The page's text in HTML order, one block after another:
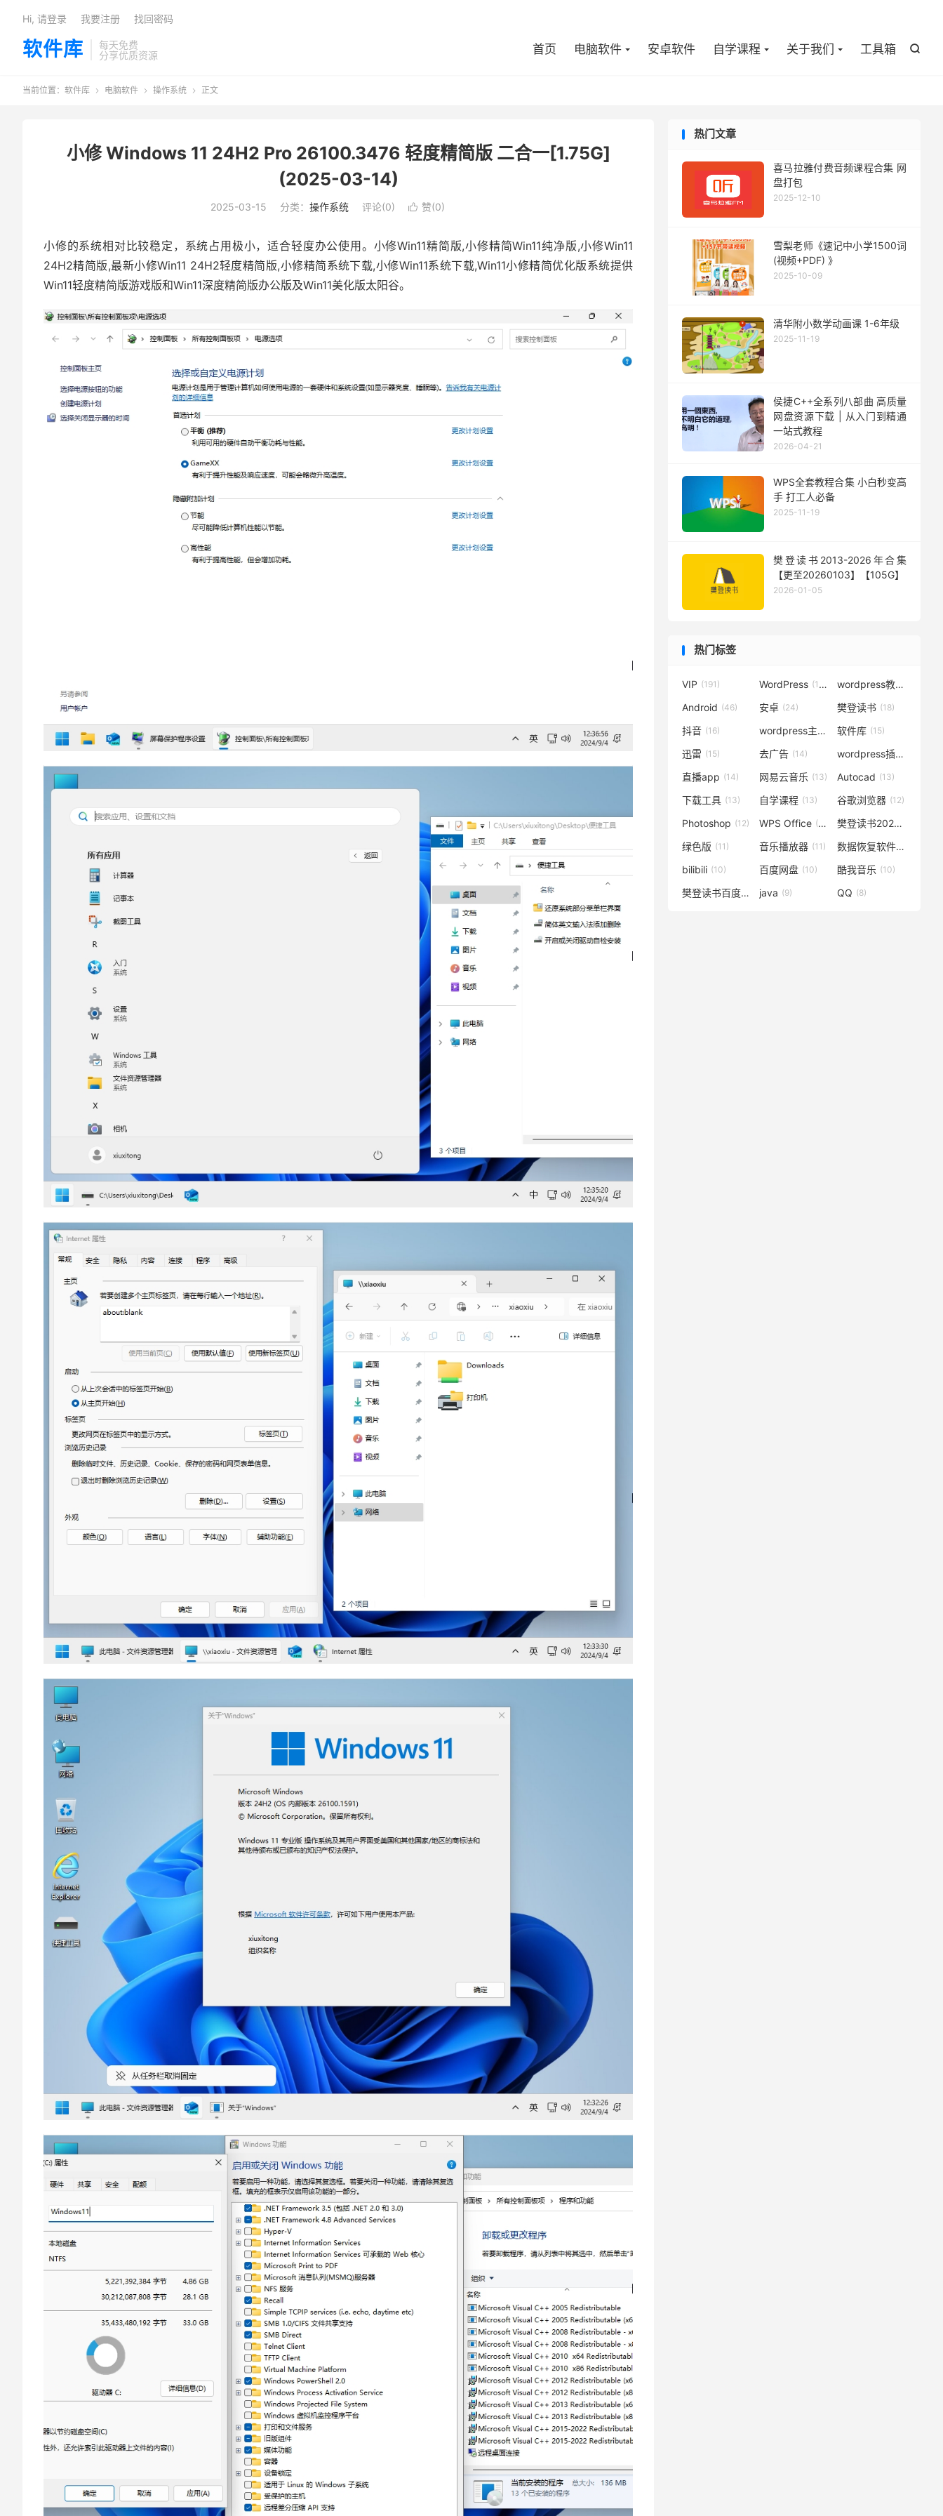
软件库
每天免费
分享优质资源

首页 电脑软件 安卓软件 自学课程 关于我们 工具箱
Hi, 请登录 我要注册 找回密码
当前位置： 软件库  电脑软件  操作系统  正文
小修 Windows 11 24H2 Pro 26100.3476 轻度精简版 二合一[1.75G]
(2025-03-14)
2025-03-15 分类： 操作系统 评论(0)  赞(0)
小修的系统相对比较稳定，系统占用极小，适合轻度办公使用。小修Win11精简版,小修精简Win11纯净版,小修Win11
24H2精简版,最新小修Win11 24H2轻度精简版,小修精简系统下载,小修Win11系统下载,Win11小修精简优化版系统提供
Win11轻度精简版游戏版和Win11深度精简版办公版及Win11美化版太阳谷。
热门文章
喜马拉雅付费音频课程合集 网
盘打包
2025-12-10
雪梨老师《速记中小学1500词
(视频+PDF) 》
2025-10-09
清华附小数学动画课 1-6年级
2025-11-19
侯捷C++全系列八部曲 高质量
网盘资源下载 | 从入门到精通
一站式教程
2026-04-21
WPS全套教程合集 小白秒变高
手 打工人必备
2025-11-19
樊登读书2013-2026年合集
【更至20260103】【105G】
2026-01-05
热门标签
VIP (191) WordPress (119) wordpress教程
Android (46) 安卓 (24) 樊登读书 (18)
抖音 (16) wordpress主题 (15)
软件库 (15)
迅雷 (15) 去广告 (14) wordpress插件
直播app (14) 网易云音乐 (13) Autocad (13)
下载工具 (13) 自学课程 (13) 谷歌浏览器 (12)
Photoshop (12) WPS Office (12) 樊登读书2020
绿色版 (11) 音乐播放器 (11) 数据恢复软件(11)
bilibili (10) 百度网盘 (10) 酷我音乐 (10)
樊登读书百度云 (10)
java (9) QQ (8)